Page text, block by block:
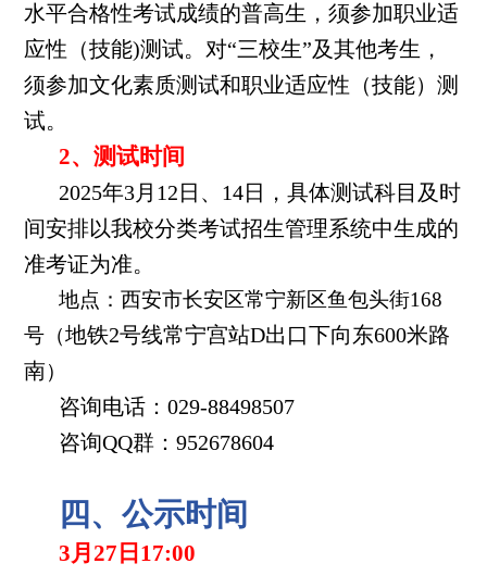
水平合格性考试成绩的普高生，须参加职业适
应性（技能)测试。对“三校生”及其他考生，
须参加文化素质测试和职业适应性（技能）测
试。
2、测试时间
2025年3月12日、14日，具体测试科目及时
间安排以我校分类考试招生管理系统中生成的
准考证为准。
地点：西安市长安区常宁新区鱼包头街168
号 （地铁2号线常宁宫站D出口下向东600米路
南）
咨询电话：029-88498507
咨询QQ群：952678604
四、公示时间
3月27日17:00